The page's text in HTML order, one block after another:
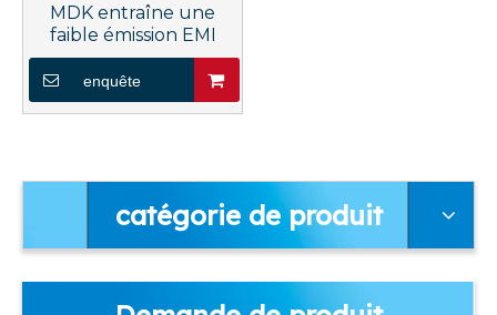
MDK entraîne une
faible émission EMI
enquête
catégorie de produit